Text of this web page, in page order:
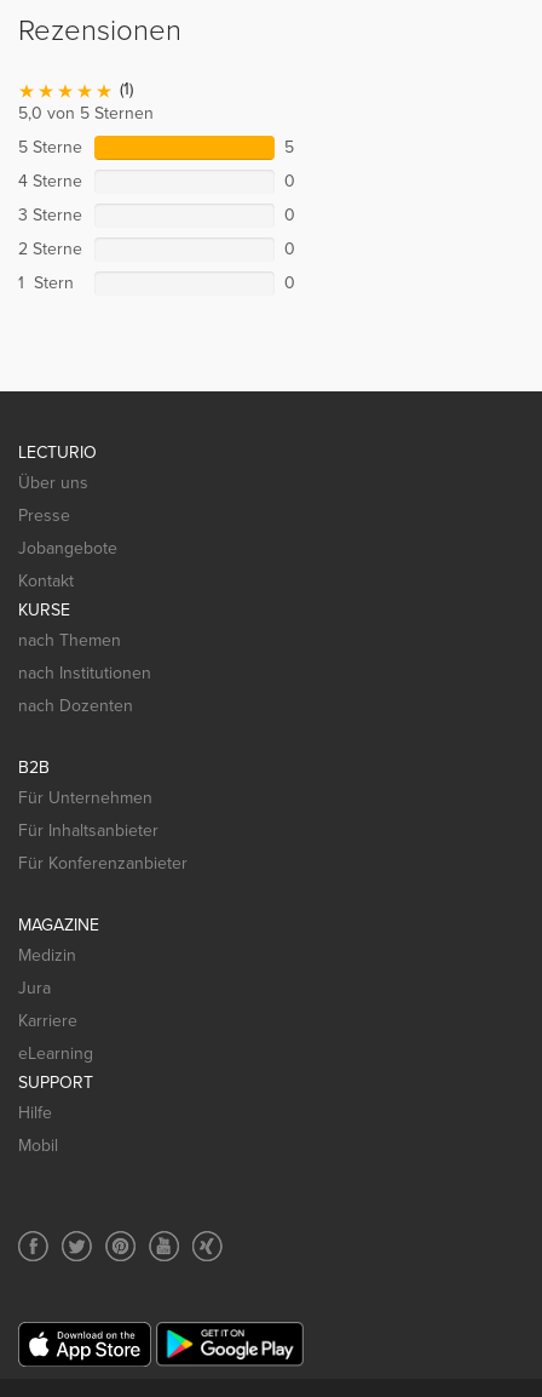
Rezensionen
(1)
5,0 von 5 Sternen
5 Sterne
5
4 Sterne
0
3 Sterne
0
2 Sterne
0
1 Stern
0
LECTURIO
Über uns
Presse
Jobangebote
Kontakt
KURSE
nach Themen
nach Institutionen
nach Dozenten
B2B
Für Unternehmen
Für Inhaltsanbieter
Für Konferenzanbieter
MAGAZINE
Medizin
Jura
Karriere
eLearning
SUPPORT
Hilfe
Mobil